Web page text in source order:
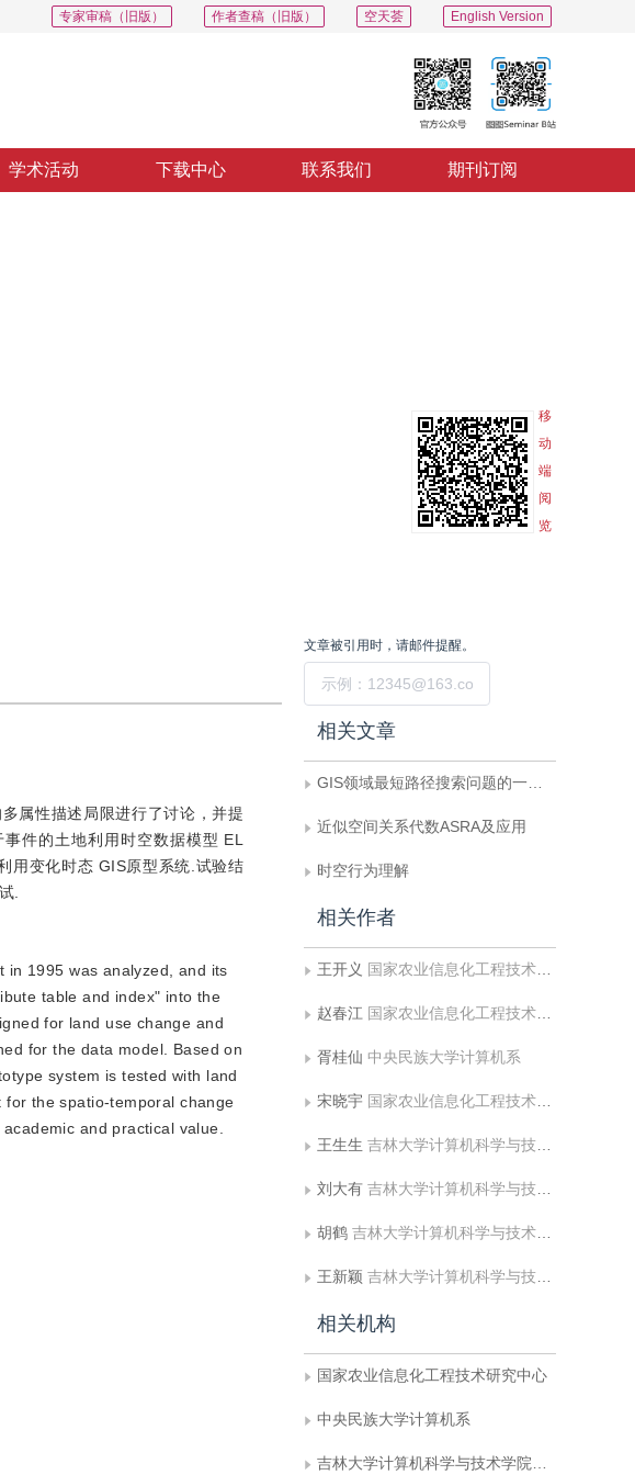
English Version
空天荟
作者查稿（旧版）
专家审稿（旧版）
学术活动 下载中心 联系我们 期刊订阅
移
动
端
阅
览
属性描述局限进行了讨论，并提
件的土地利用时空数据模型 EL
用变化时态 GIS原型系统.试验结
.
in 1995 was analyzed, and its
table and index" into the
for land use change and
for the data model. Based on
system is tested with land
the spatio-temporal change
and practical value.
文章被引用时，请邮件提醒。
相关文章
GIS领域最短路径搜索问题的一种高效实现
近似空间关系代数ASRA及应用
时空行为理解
相关作者
王开义 国家农业信息化工程技术研究中心
赵春江 国家农业信息化工程技术研究中心
胥桂仙 中央民族大学计算机系
宋晓宇 国家农业信息化工程技术研究中心
王生生 吉林大学计算机科学与技术学院，符号计算与知识工程教育部重点实验室
刘大有 吉林大学计算机科学与技术学院，符号计算与知识工程教育部重点实验室
胡鹤 吉林大学计算机科学与技术学院，符号计算与知识工程教育部重点实验室
王新颖 吉林大学计算机科学与技术学院，符号计算与知识工程教育部重点实验室
相关机构
国家农业信息化工程技术研究中心
中央民族大学计算机系
吉林大学计算机科学与技术学院，符号计算与知识工程教育部重点实验室